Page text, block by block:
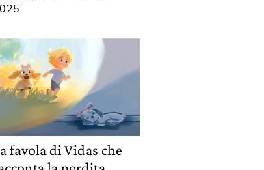
favola di Vidas che